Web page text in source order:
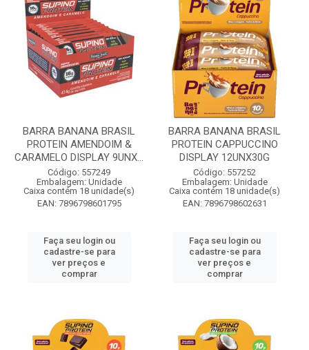
BARRA BANANA BRASIL
PROTEIN AMENDOIM &
CARAMELO DISPLAY 9UNX...
Código: 557249
Embalagem: Unidade
Caixa contém 18 unidade(s)
EAN: 7896798601795
Faça seu login ou
cadastre-se para
ver preços e
comprar
BARRA BANANA BRASIL
PROTEIN CAPPUCCINO
DISPLAY 12UNX30G
Código: 557252
Embalagem: Unidade
Caixa contém 18 unidade(s)
EAN: 7896798602631
Faça seu login ou
cadastre-se para
ver preços e
comprar